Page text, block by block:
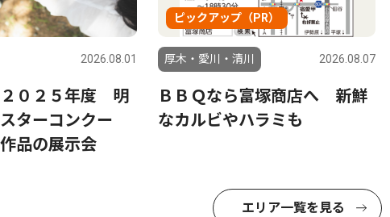
2026.08.01
２０２５年度 明
ターコンクー
品の展示会
ピックアップ（PR）
厚木・愛川・清川 2026.08.07
ＢＢＱなら富塚商店へ 新鮮
なカルビやハラミも
エリア一覧を見る